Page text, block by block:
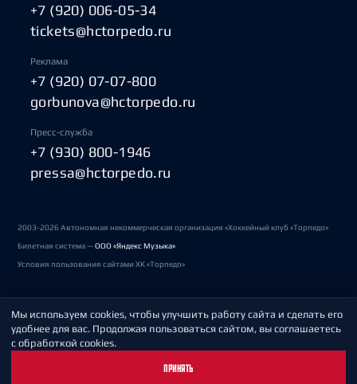
+7 (920) 006-05-34
tickets@hctorpedo.ru
Реклама
+7 (920) 07-07-800
gorbunova@hctorpedo.ru
Пресс-служба
+7 (930) 800-1946
pressa@hctorpedo.ru
2003-2026 Автономная некоммерческая организация «Хоккейный клуб «Торпедо»
Билетная система —ООО «Яндекс Музыка»
Условия пользования сайтами ХК «Торпедо»
Политика обработки персональных данных
Пользовательское соглашение
Мы используем cookies, чтобы улучшить работу сайта и сделать его
удобнее для вас. Продолжая пользоваться сайтом, вы соглашаетесь
с обработкой cookies.
ПРИНЯТЬ